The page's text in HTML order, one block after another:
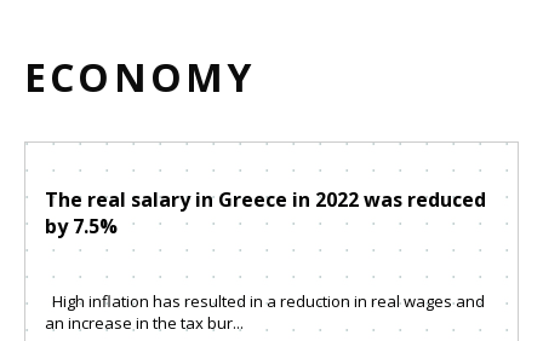
ECONOMY
The real salary in Greece in 2022 was reduced
by 7.5%
High inflation has resulted in a reduction in real wages and
an increase in the tax bur...